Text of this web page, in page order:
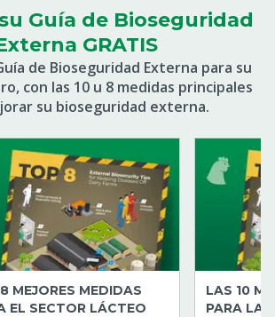
Guía de Bioseguridad
GRATIS
de Bioseguridad Externa para su
con las 10 u 8 medidas principales
su bioseguridad externa.
MEJORES MEDIDAS
EL SECTOR LÁCTEO
LAS 10
PARA